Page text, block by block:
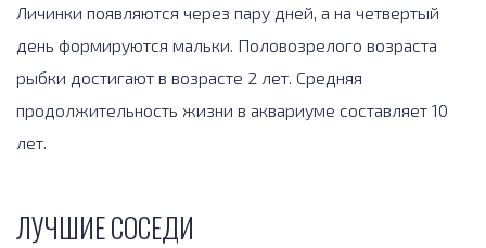
Личинки появляются через пару дней, а на четвертый
день формируются мальки. Половозрелого возраста
рыбки достигают в возрасте 2 лет. Средняя
продолжительность жизни в аквариуме составляет 10
лет.
ЛУЧШИЕ СОСЕДИ